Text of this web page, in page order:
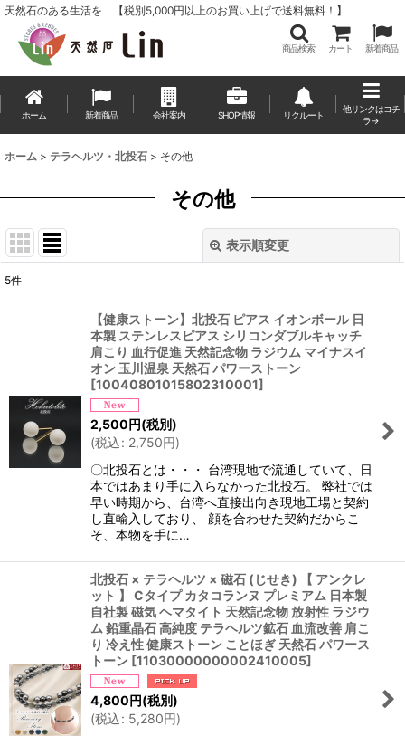
天然石のある生活を 【税別5,000円以上のお買い上げで送料無料！】
商品検索 カート 新着商品
ホーム 新着商品 会社案内 SHOP情報 リクルート
他リンクはコチ
ラ→
ホーム > テラヘルツ・北投石 > その他
その他
表示順変更
5件
【健康ストーン】北投石 ピアス イオンボール 日
本製 ステンレスピアス シリコンダブルキャッチ
肩こり 血行促進 天然記念物 ラジウム マイナスイ
オン 玉川温泉 天然石 パワーストーン
[10040801015802310001]
2,500円(税別)
(税込: 2,750円)
〇北投石とは・・・ 台湾現地で流通していて、日
本ではあまり手に入らなかった北投石。 弊社では
早い時期から、台湾へ直接出向き現地工場と契約
し直輸入しており、 顔を合わせた契約だからこ
そ、本物を手に…
北投石 × テラヘルツ × 磁石 (じせき) 【 アンクレ
ット 】 Cタイプ カタコランヌ プレミアム 日本製
自社製 磁気 ヘマタイト 天然記念物 放射性 ラジウ
ム 鉛重晶石 高純度 テラヘルツ鉱石 血流改善 肩こ
り 冷え性 健康ストーン ことほぎ 天然石 パワース
トーン [11030000000002410005]
4,800円(税別)
(税込: 5,280円)